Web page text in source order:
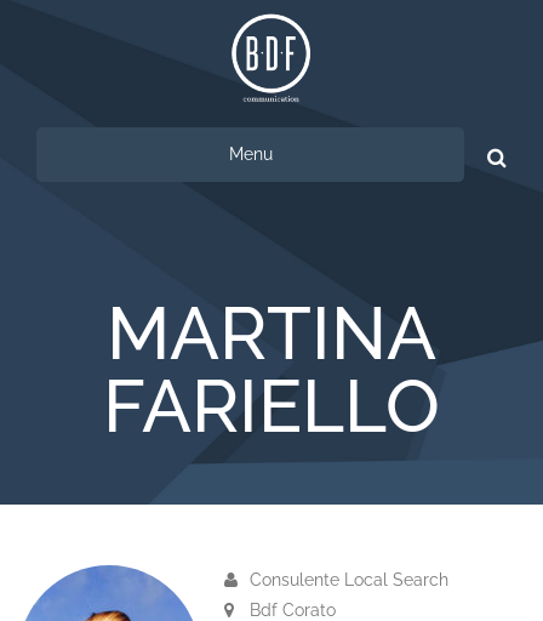
Menu
Ricerca
MARTINA
FARIELLO
Consulente Local Search
Bdf Corato